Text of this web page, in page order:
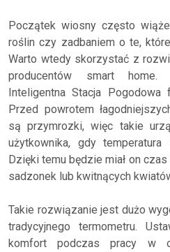
Początek wiosny często
roślin czy zadbaniem o te,
Warto wtedy skorzystać z
producentów smart home.
Inteligentna Stacja Pogodowa
Przed powrotem
są przymrozki, więc takie
użytkownika, gdy
Dzięki temu będzie miał on
sadzonek lub kwitnących
Takie rozwiązanie jest dużo
tradycyjnego termometru.
komfort podczas pracy w